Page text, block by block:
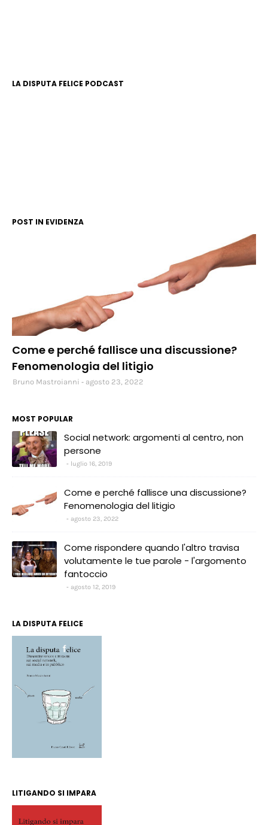
LA DISPUTA FELICE PODCAST
POST IN EVIDENZA
Come e perché fallisce una discussione?
Fenomenologia del litigio
Bruno Mastroianni agosto 23, 2022
MOST POPULAR
Social network: argomenti al centro, non
persone
luglio 16, 2019
Come e perché fallisce una discussione?
Fenomenologia del litigio
agosto 23, 2022
Come rispondere quando l'altro travisa
volutamente le tue parole - l'argomento
fantoccio
agosto 12, 2019
LA DISPUTA FELICE
LITIGANDO SI IMPARA